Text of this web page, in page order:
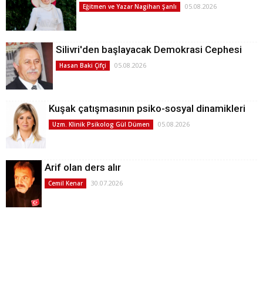
Eğitmen ve Yazar Nagihan Şanlı 05.08.2026
Silivri'den başlayacak Demokrasi Cephesi
Hasan Baki Çifçi 05.08.2026
Kuşak çatışmasının psiko-sosyal dinamikleri
Uzm. Klinik Psikolog Gül Dümen 05.08.2026
Arif olan ders alır
Cemil Kenar 30.07.2026